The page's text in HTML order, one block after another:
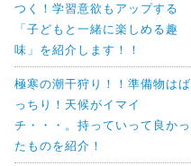
つく！学習意欲もアップする
「子どもと一緒に楽しめる趣
味」を紹介します！！
極寒の潮干狩り！！準備物はば
っちり！天候がイマイ
チ・・・。持っていって良かっ
たものを紹介！